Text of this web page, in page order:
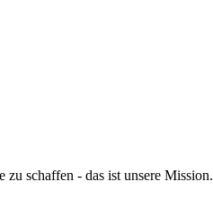
schaffen - das ist unsere Mission.